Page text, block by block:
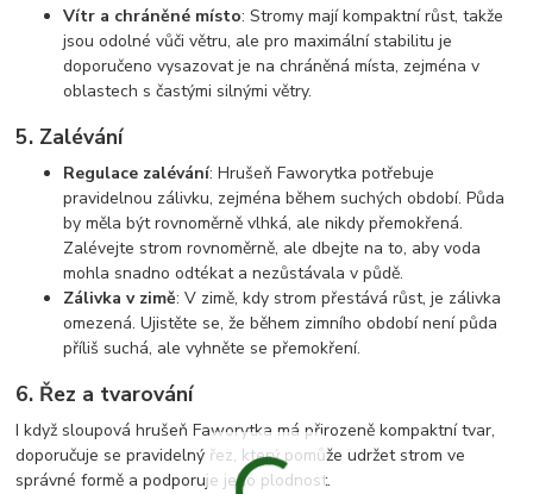
Vítr a chráněné místo: Stromy mají kompaktní růst, takže
jsou odolné vůči větru, ale pro maximální stabilitu je
doporučeno vysazovat je na chráněná místa, zejména v
oblastech s častými silnými větry.
5. Zalévání
Regulace zalévání: Hrušeň Faworytka potřebuje
pravidelnou zálivku, zejména během suchých období. Půda
by měla být rovnoměrně vlhká, ale nikdy přemokřená.
Zalévejte strom rovnoměrně, ale dbejte na to, aby voda
mohla snadno odtékat a nezůstávala v půdě.
Zálivka v zimě: V zimě, kdy strom přestává růst, je zálivka
omezená. Ujistěte se, že během zimního období není půda
příliš suchá, ale vyhněte se přemokření.
6. Řez a tvarování
I když sloupová hrušeň Faworytka má přirozeně kompaktní tvar,
doporučuje se pravidelný řez, který pomůže udržet strom ve
správné formě a podporuje jeho plodnost.